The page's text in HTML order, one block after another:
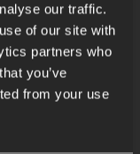
our traffic.
of our site with
partners who
you’ve
from your use
in